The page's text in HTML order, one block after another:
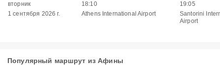
вторник
1 сентября 2026 г.
18:10
Athens International Airport
19:05
Santorini
Airport
Популярный маршрут из Афины